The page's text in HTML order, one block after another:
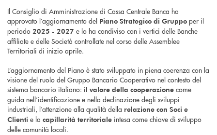
Il Consiglio di Amministrazione di Cassa Centrale Banca ha
approvato l’aggiornamento del Piano Strategico di Gruppo per il
periodo 2025 - 2027 e lo ha condiviso con i vertici delle Banche
affiliate e delle Società controllate nel corso delle Assemblee
Territoriali di inizio aprile.
L’aggiornamento del Piano è stato sviluppato in piena coerenza con la
visione del ruolo del Gruppo Bancario Cooperativo nel contesto del
sistema bancario italiano: il valore della cooperazione come
guida nell’identificazione e nella declinazione degli sviluppi
industriali, l’attenzione alla qualità della relazione con Soci e
Clienti e la capillarità territoriale intesa come chiave di sviluppo
delle comunità locali.